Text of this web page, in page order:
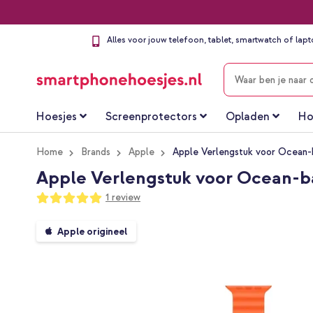
Alles voor jouw telefoon, tablet, smartwatch of
ZOEKEN
Hoesjes Screenprotectors Opladen
Home Brands Apple Apple Verlengstuk voor
Apple Verlengstuk voor Ocean-
Waardering:
100
100
1 review
Ga
naar
Apple origineel